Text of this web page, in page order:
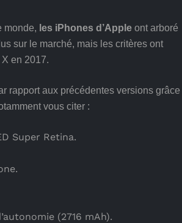
monde, les iPhones d’Apple ont arboré
sur le marché, mais les critères ont
en 2017.
rapport aux précédentes versions grâce
vous citer :
Super Retina.
(2716 mAh).